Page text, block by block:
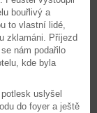
bouřlivý a
to vlastní lidé,
zklamáni. Příjezd
nám podařilo
kde byla
uslyšel
do foyer a ještě